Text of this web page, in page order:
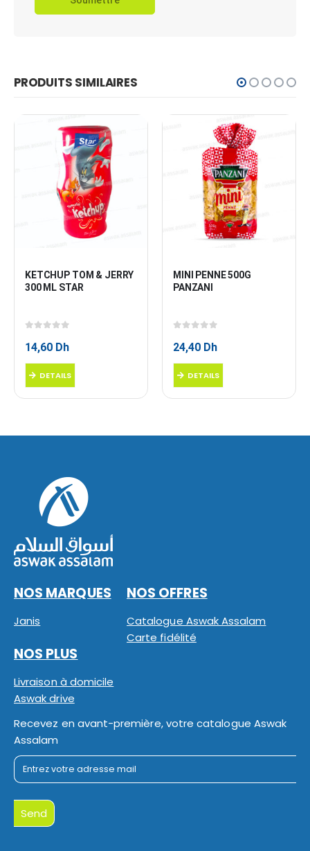
PRODUITS SIMILAIRES
KETCHUP TOM & JERRY
300 ML STAR
14,60 Dh
DETAILS
MINI PENNE 500G
PANZANI
24,40 Dh
DETAILS
NOS MARQUES
Janis
NOS OFFRES
Catalogue Aswak Assalam
Carte fidélité
NOS PLUS
Livraison à domicile
Aswak drive
Recevez en avant-première, votre catalogue Aswak
Assalam